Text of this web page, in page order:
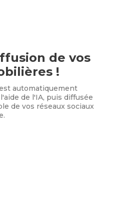
de vos
!
automatiquement
de l'IA, puis diffusée
de vos réseaux sociaux